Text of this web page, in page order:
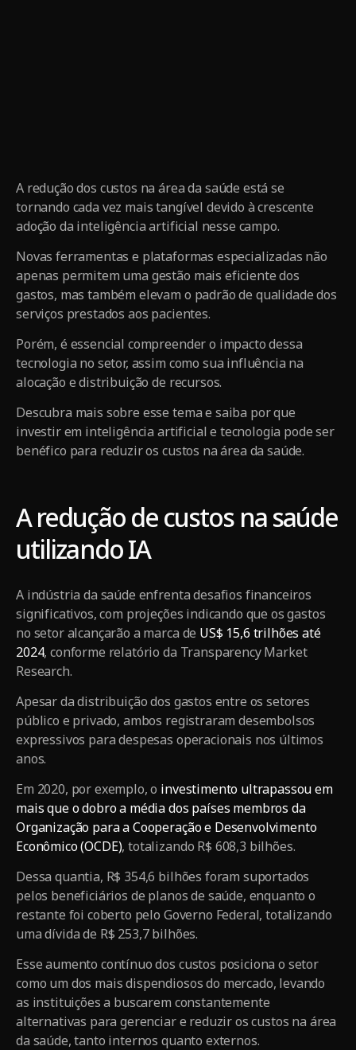
A redução dos custos na área da saúde está se
tornando cada vez mais tangível devido à crescente
adoção da inteligência artificial nesse campo.
Novas ferramentas e plataformas especializadas não
apenas permitem uma gestão mais eficiente dos
gastos, mas também elevam o padrão de qualidade dos
serviços prestados aos pacientes.
Porém, é essencial compreender o impacto dessa
tecnologia no setor, assim como sua influência na
alocação e distribuição de recursos.
Descubra mais sobre esse tema e saiba por que
investir em inteligência artificial e tecnologia pode ser
benéfico para reduzir os custos na área da saúde.
A redução de custos na saúde
utilizando IA
A indústria da saúde enfrenta desafios financeiros
significativos, com projeções indicando que os gastos
no setor alcançarão a marca de US$ 15,6 trilhões até
2024, conforme relatório da Transparency Market
Research.
Apesar da distribuição dos gastos entre os setores
público e privado, ambos registraram desembolsos
expressivos para despesas operacionais nos últimos
anos.
Em 2020, por exemplo, o investimento ultrapassou em
mais que o dobro a média dos países membros da
Organização para a Cooperação e Desenvolvimento
Econômico (OCDE), totalizando R$ 608,3 bilhões.
Dessa quantia, R$ 354,6 bilhões foram suportados
pelos beneficiários de planos de saúde, enquanto o
restante foi coberto pelo Governo Federal, totalizando
uma dívida de R$ 253,7 bilhões.
Esse aumento contínuo dos custos posiciona o setor
como um dos mais dispendiosos do mercado, levando
as instituições a buscarem constantemente
alternativas para gerenciar e reduzir os custos na área
da saúde, tanto internos quanto externos.